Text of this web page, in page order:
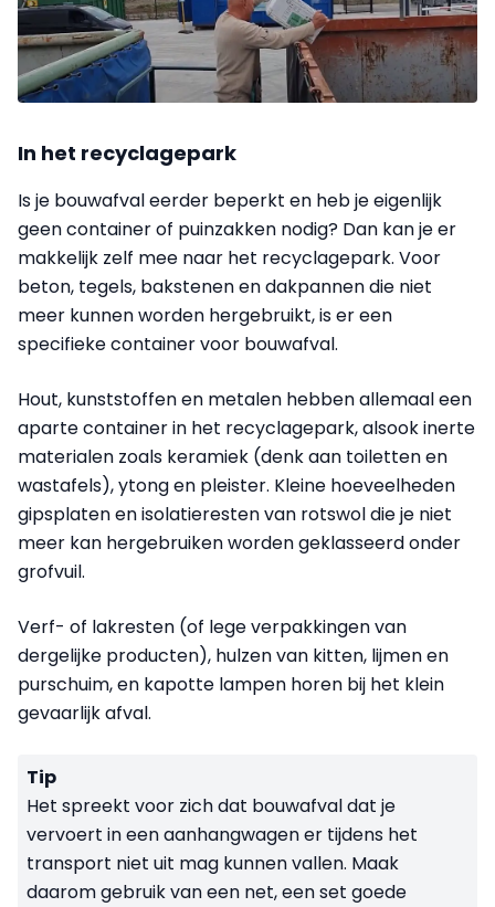
In het recyclagepark
Is je bouwafval eerder beperkt en heb je eigenlijk
geen container of puinzakken nodig? Dan kan je er
makkelijk zelf mee naar het recyclagepark. Voor
beton, tegels, bakstenen en dakpannen die niet
meer kunnen worden hergebruikt, is er een
specifieke container voor bouwafval.
Hout, kunststoffen en metalen hebben allemaal een
aparte container in het recyclagepark, alsook inerte
materialen zoals keramiek (denk aan toiletten en
wastafels), ytong en pleister. Kleine hoeveelheden
gipsplaten en isolatieresten van rotswol die je niet
meer kan hergebruiken worden geklasseerd onder
grofvuil.
Verf- of lakresten (of lege verpakkingen van
dergelijke producten), hulzen van kitten, lijmen en
purschuim, en kapotte lampen horen bij het klein
gevaarlijk afval.
Tip
Het spreekt voor zich dat bouwafval dat je
vervoert in een aanhangwagen er tijdens het
transport niet uit mag kunnen vallen. Maak
daarom gebruik van een net, een set goede